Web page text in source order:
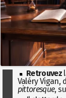
Retrouvez
Valéry Vigan,
pittoresque,